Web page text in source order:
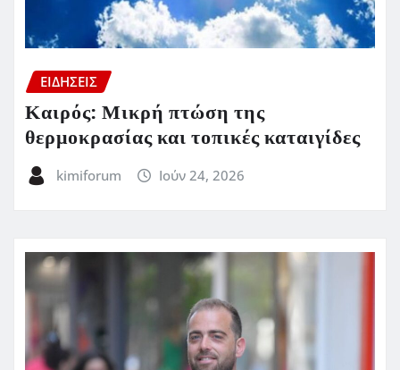
ΕΙΔΗΣΕΙΣ
Καιρός: Μικρή πτώση της
θερμοκρασίας και τοπικές καταιγίδες
kimiforum Ιούν 24, 2026